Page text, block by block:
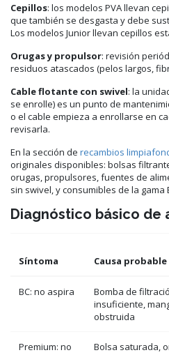
Cepillos: los modelos PVA llevan
que también se desgasta y debe
Los modelos Junior llevan cepillos
Orugas y propulsor: revisión
residuos atascados (pelos largos,
Cable flotante con swivel: la
se enrolle) es un punto de
o el cable empieza a enrollarse en
revisarla.
En la sección de recambios
originales disponibles: bolsas
orugas, propulsores, fuentes de
sin swivel, y consumibles de la gama
Diagnóstico básico de
Síntoma Causa probable
BC: no aspira
Bomba de
insuficiente,
obstruida
Premium: no
Bolsa saturada,